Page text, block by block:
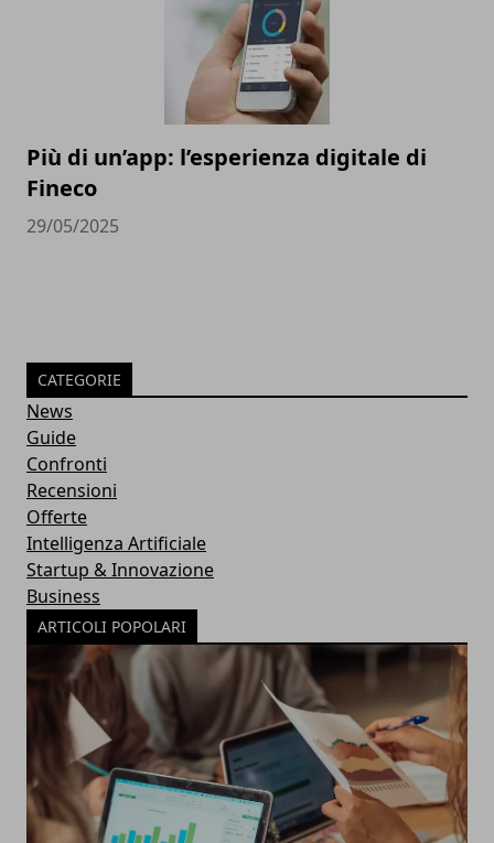
Più di un’app: l’esperienza digitale di
Fineco
29/05/2025
CATEGORIE
News
Guide
Confronti
Recensioni
Offerte
Intelligenza Artificiale
Startup & Innovazione
Business
ARTICOLI POPOLARI